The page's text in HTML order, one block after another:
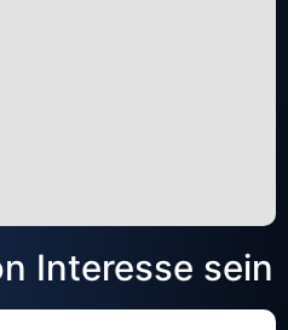
Interesse sein